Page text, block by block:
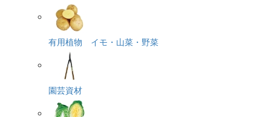
有用植物 イモ・山菜・野菜
園芸資材